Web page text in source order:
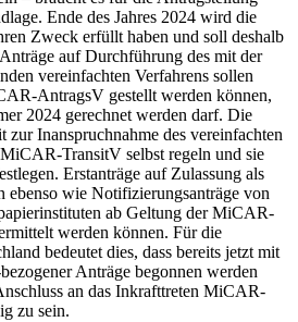
Ende des Jahres 2024 wird die
Zweck erfüllt haben und soll deshalb
auf Durchführung des mit der
vereinfachten Verfahrens sollen
AntragsV gestellt werden können,
2024 gerechnet werden darf. Die
Inanspruchnahme des vereinfachten
TransitV selbst regeln und sie
Erstanträge auf Zulassung als
wie Notifizierungsanträge von
ab Geltung der MiCAR-
werden können. Für die
bedeutet dies, dass bereits jetzt mit
Anträge begonnen werden
an das Inkrafttreten MiCAR-
zu sein.